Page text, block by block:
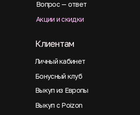
Вопрос — ответ
Акции и скидки
Личный кабинет
Клиентам
Бонусный клуб
Выкуп из Европы
Выкуп с Poizon